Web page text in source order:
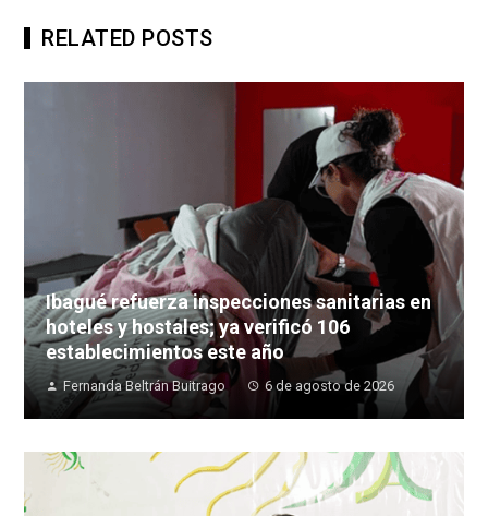
RELATED POSTS
Ibagué refuerza inspecciones sanitarias en
hoteles y hostales; ya verificó 106
establecimientos este año
Fernanda Beltrán Buitrago 6 de agosto de 2026